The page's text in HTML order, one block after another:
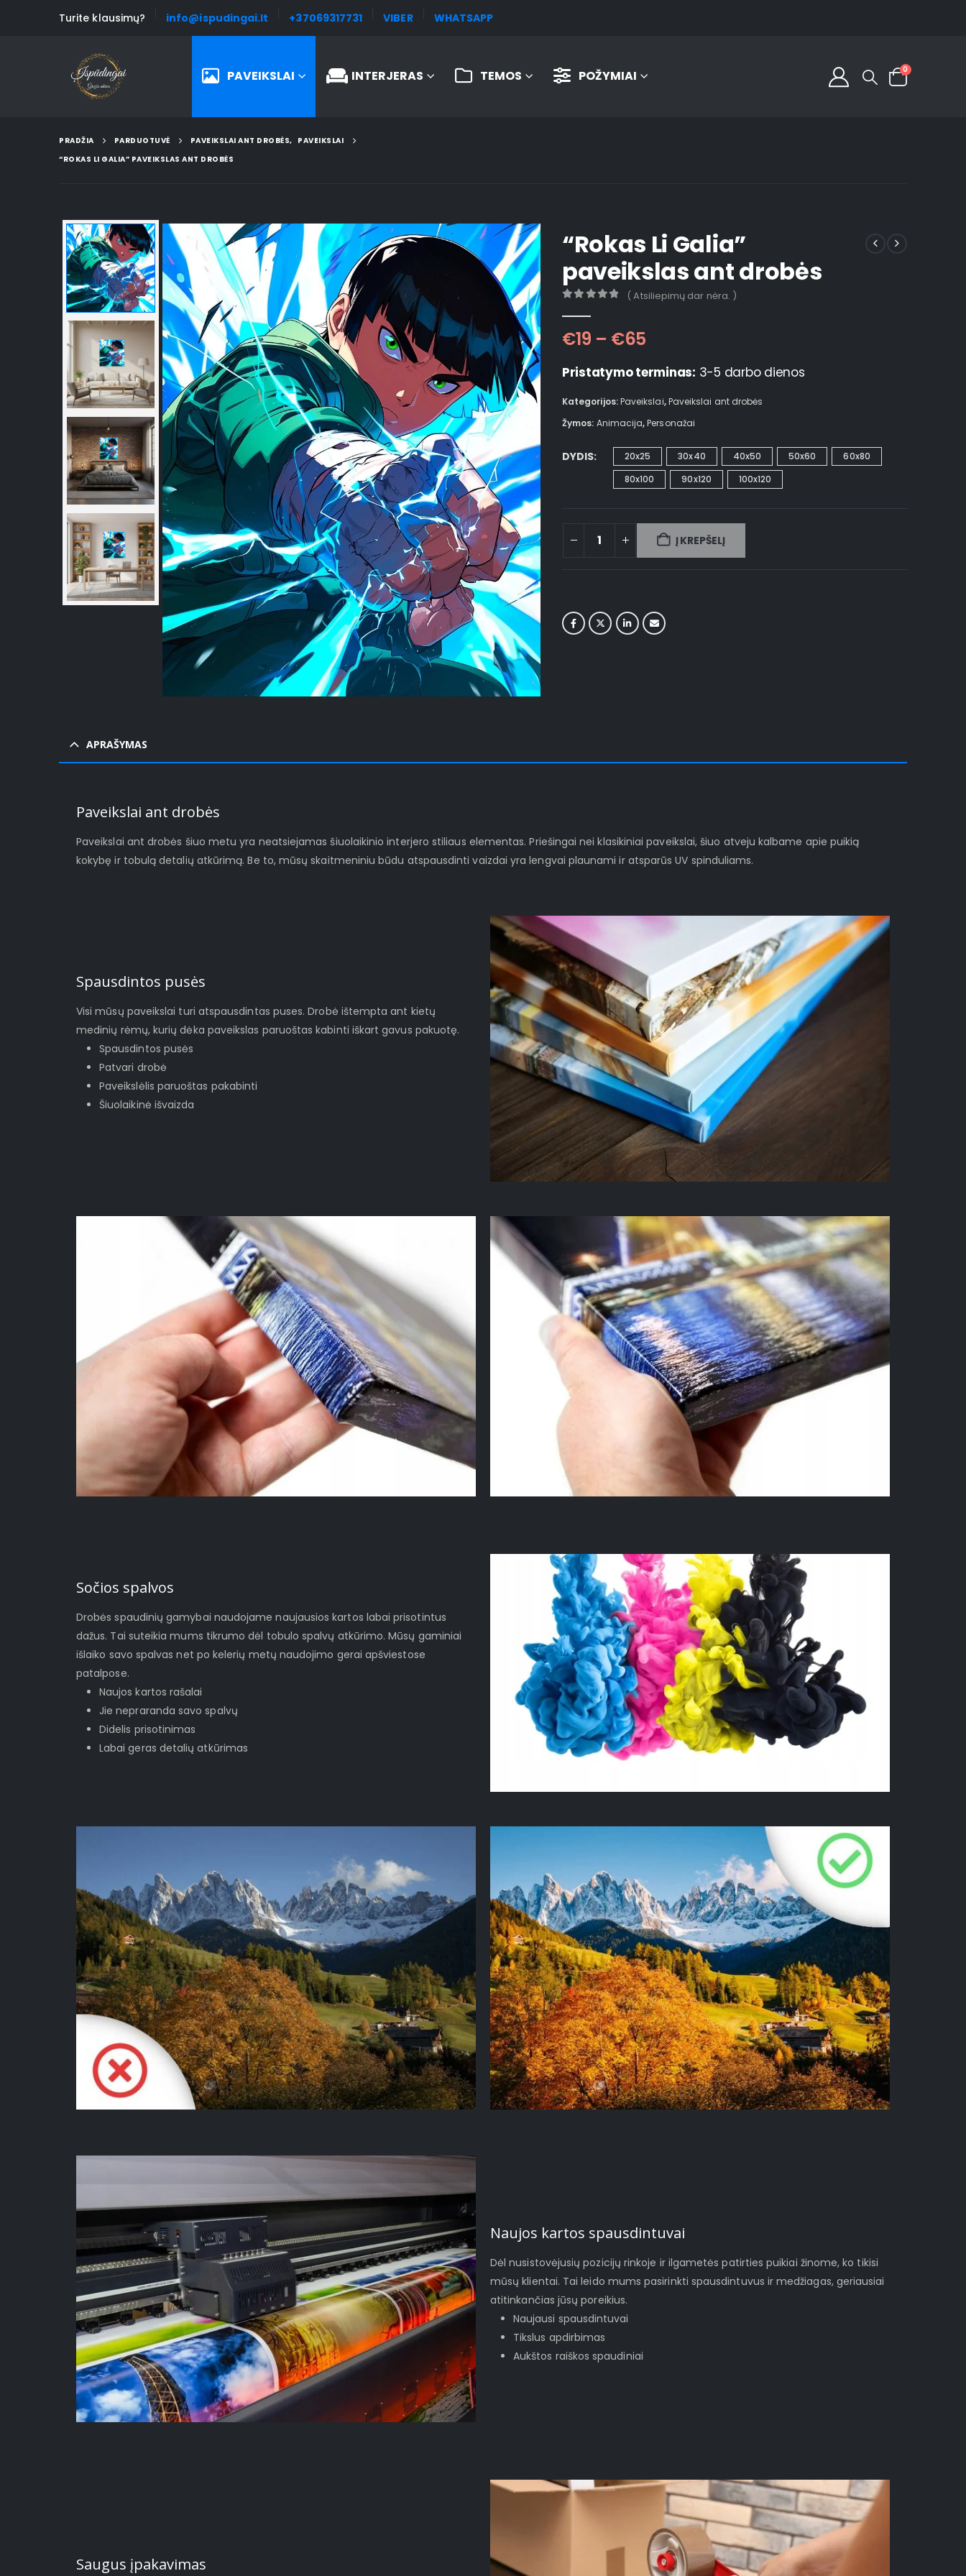
Turite klausimų? info@ispudingai.lt +37069317731 VIBER WHATSAPP
PAVEIKSLAI INTERJERAS TEMOS POŽYMIAI 0
PRADŽIA PARDUOTUVĖ PAVEIKSLAI ANT DROBĖS, PAVEIKSLAI
“ROKAS LI GALIA” PAVEIKSLAS ANT DROBĖS
“Rokas Li Galia”
paveikslas ant drobės
( Atsiliepimų dar nėra. )
€19 – €65
Pristatymo terminas: 3-5 darbo dienos
Kategorijos:Paveikslai,Paveikslai ant drobės
Žymos: Animacija,Personažai
DYDIS 20x25 30x40 40x50 50x60
60x80
80x100
90x120 100x120
Į KREPŠELĮ
APRAŠYMAS
Paveikslai ant drobės
Paveikslai ant drobės šiuo metu yra neatsiejamas šiuolaikinio interjero stiliaus elementas. Priešingai nei klasikiniai paveikslai, šiuo atveju kalbame apie puikią
kokybę ir tobulą detalių atkūrimą. Be to, mūsų skaitmeniniu būdu atspausdinti vaizdai yra lengvai plaunami ir atsparūs UV spinduliams.
Spausdintos pusės
Visi mūsų paveikslai turi atspausdintas puses. Drobė ištempta ant kietų
medinių rėmų, kurių dėka paveikslas paruoštas kabinti iškart gavus pakuotę.
Spausdintos pusės
Patvari drobė
Paveikslėlis paruoštas pakabinti
Šiuolaikinė išvaizda
Sočios spalvos
Drobės spaudinių gamybai naudojame naujausios kartos labai prisotintus
dažus. Tai suteikia mums tikrumo dėl tobulo spalvų atkūrimo. Mūsų gaminiai
išlaiko savo spalvas net po kelerių metų naudojimo gerai apšviestose
patalpose.
Naujos kartos rašalai
Jie nepraranda savo spalvų
Didelis prisotinimas
Labai geras detalių atkūrimas
Naujos kartos spausdintuvai
Dėl nusistovėjusių pozicijų rinkoje ir ilgametės patirties puikiai žinome, ko tikisi
mūsų klientai. Tai leido mums pasirinkti spausdintuvus ir medžiagas, geriausiai
atitinkančias jūsų poreikius.
Naujausi spausdintuvai
Tikslus apdirbimas
Aukštos raiškos spaudiniai
Saugus įpakavimas